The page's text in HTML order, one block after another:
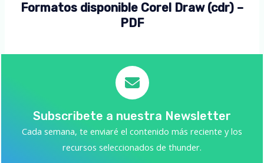
Formatos disponible Corel Draw (cdr) –
PDF
Subscribete a nuestra Newsletter
Cada semana, te enviaré el contenido más reciente y los
recursos seleccionados de thunder.